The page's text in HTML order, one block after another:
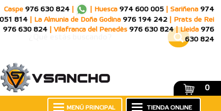
Caspe 976 630 824 Huesca 974 600 005 Sariñena 974
051 814
La Almunia de Doña Godina 976 194 242
Prats de Rei
976 630 824
Vilafranca del Penedès 976 630 824 Lleida 976
630 824
0
TIENDA ONLINE
MENÚ PRINCIPAL